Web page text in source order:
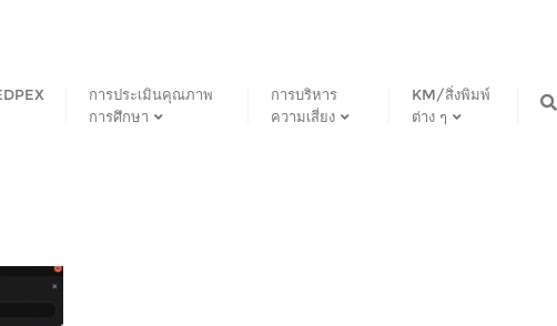
การประเมินคุณภาพ
การศึกษา
การบริหาร
ความเสี่ยง
KM/สิ่งพิมพ์
ต่าง ๆ